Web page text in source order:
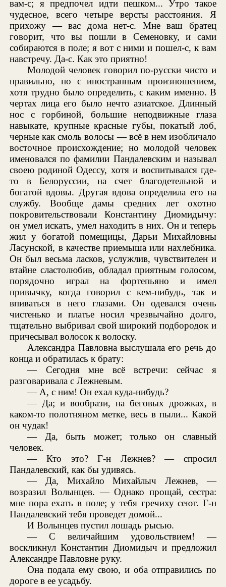
вам-с; я предпочел идти пешком... Утро такое
чудесное, всего четыре версты расстояния. Я
прихожу — вас дома нет-с. Мне ваш братец
говорит, что вы пошли в Семеновку, и сами
собираются в поле; я вот с ними и пошел-с, к вам
навстречу. Да-с. Как это приятно!
Молодой человек говорил по-русски чисто и
правильно, но с иностранным произношением,
хотя трудно было определить, с каким именно. В
чертах лица его было нечто азиатское. Длинный
нос с горбиной, большие неподвижные глаза
навыкате, крупные красные губы, покатый лоб,
черные как смоль волосы — всё в нем изобличало
восточное происхождение; но молодой человек
именовался по фамилии Пандалевским и называл
своею родиной Одессу, хотя и воспитывался где-
то в Белоруссии, на счет благодетельной и
богатой вдовы. Другая вдова определила его на
службу. Вообще дамы средних лет охотно
покровительствовали Константину Диомидычу:
он умел искать, умел находить в них. Он и теперь
жил у богатой помещицы, Дарьи Михайловны
Ласунской, в качестве приемыша или нахлебника.
Он был весьма ласков, услужлив, чувствителен и
втайне сластолюбив, обладал приятным голосом,
порядочно играл на фортепьяно и имел
привычку, когда говорил с кем-нибудь, так и
впиваться в него глазами. Он одевался очень
чистенько и платье носил чрезвычайно долго,
тщательно выбривал свой широкий подбородок и
причесывал волосок к волоску.
Александра Павловна выслушала его речь до
конца и обратилась к брату:
— Сегодня мне всё встречи: сейчас я
разговаривала с Лежневым.
— А, с ним! Он ехал куда-нибудь?
— Да; и вообрази, на беговых дрожках, в
каком-то полотняном метке, весь в пыли... Какой
он чудак!
— Да, быть может; только он славный
человек.
— Кто это? Г-н Лежнев? — спросил
Пандалевский, как бы удивясь.
— Да, Михайло Михайлыч Лежнев, —
возразил Волынцев. — Однако прощай, сестра:
мне пора ехать в поле; у тебя гречиху сеют. Г-н
Пандалевский тебя проведет домой...
И Волынцев пустил лошадь рысью.
— С величайшим удовольствием! —
воскликнул Константин Диомидыч и предложил
Александре Павловне руку.
Она подала ему свою, и оба отправились по
дороге в ее усадьбу.